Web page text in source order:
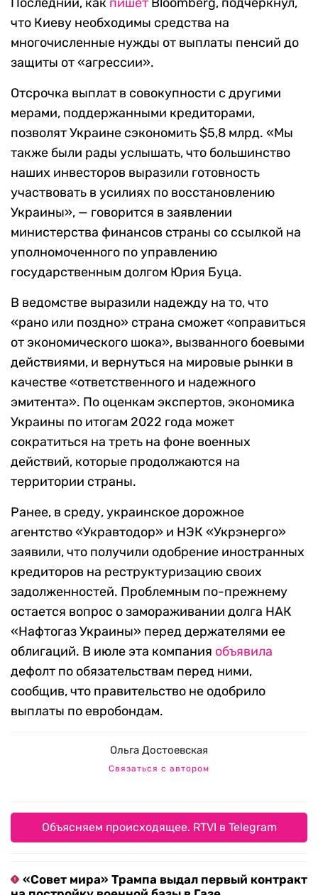
что Киеву необходимы средства на
многочисленные нужды от выплаты пенсий до
защиты от «агрессии».
Отсрочка выплат в совокупности с другими
мерами, поддержанными кредиторами,
позволят Украине сэкономить $5,8 млрд. «Мы
также были рады услышать, что большинство
наших инвесторов выразили готовность
участвовать в усилиях по восстановлению
Украины», — говорится в заявлении
министерства финансов страны со ссылкой на
уполномоченного по управлению
государственным долгом Юрия Буца.
В ведомстве выразили надежду на то, что
«рано или поздно» страна сможет «оправиться
от экономического шока», вызванного боевыми
действиями, и вернуться на мировые рынки в
качестве «ответственного и надежного
эмитента». По оценкам экспертов, экономика
Украины по итогам 2022 года может
сократиться на треть на фоне военных
действий, которые продолжаются на
территории страны.
Ранее, в среду, украинское дорожное
агентство «Укравтодор» и НЭК «Укрэнерго»
заявили, что получили одобрение иностранных
кредиторов на реструктуризацию своих
задолженностей. Проблемным по-прежнему
остается вопрос о замораживании долга НАК
«Нафтогаз Украины» перед держателями ее
облигаций. В июле эта компания объявила
дефолт по обязательствам перед ними,
сообщив, что правительство не одобрило
выплаты по евробондам.
Ольга Достоевская
Связаться с автором
Объясняем происходящее. RTVI в Telegram
«Совет мира» Трампа выдал первый контракт